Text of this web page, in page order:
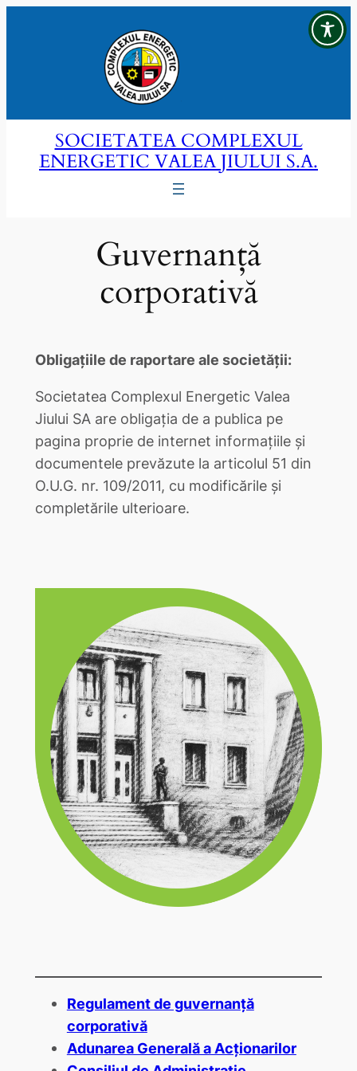
SOCIETATEA COMPLEXUL
ENERGETIC VALEA JIULUI S.A.
Guvernanță
corporativă
Obligațiile de raportare ale societății:
Societatea Complexul Energetic Valea
Jiului SA are obligația de a publica pe
pagina proprie de internet informațiile și
documentele prevăzute la articolul 51 din
O.U.G. nr. 109/2011, cu modificările și
completările ulterioare.
Regulament de guvernanță
corporativă
Adunarea Generală a Acționarilor